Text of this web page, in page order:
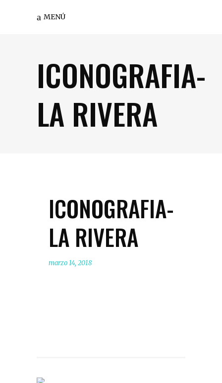
MENÚ
ICONOGRAFIA-
LA RIVERA
ICONOGRAFIA-
LA RIVERA
marzo 14, 2018